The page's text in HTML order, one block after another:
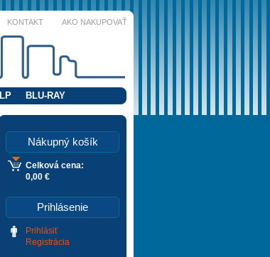
KONTAKT AKO NAKUPOVAŤ
LP BLU-RAY
Nákupný košík
Celková cena:
0,00 €
Prihlásenie
Prihlásiť
Registrácia